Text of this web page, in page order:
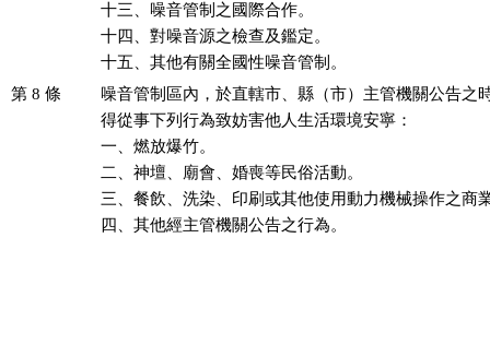
十三、噪音管制之國際合作。
十四、對噪音源之檢查及鑑定。
十五、其他有關全國性噪音管制。
第 8 條
噪音管制區內，於直轄市、縣（市）主管機關公告之
得從事下列行為致妨害他人生活環境安寧：
一、燃放爆竹。
二、神壇、廟會、婚喪等民俗活動。
三、餐飲、洗染、印刷或其他使用動力機械操作之商
四、其他經主管機關公告之行為。